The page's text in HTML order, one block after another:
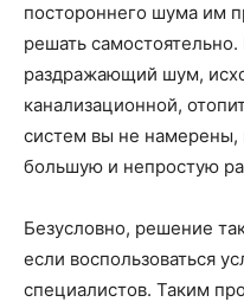
постороннего шума им
решать
раздражающий шум,
канализационной,
систем вы не намерены,
большую и непростую
Безусловно, решение
если воспользоваться
специалистов. Таким